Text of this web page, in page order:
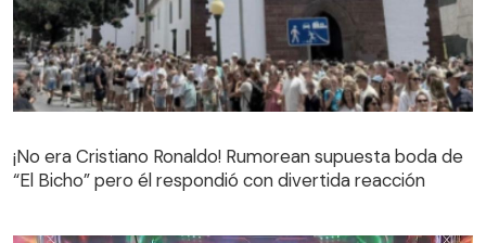
¡No era Cristiano Ronaldo! Rumorean supuesta boda de
“El Bicho” pero él respondió con divertida reacción